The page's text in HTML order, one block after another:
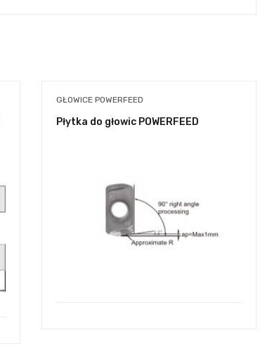
GŁOWICE POWERFEED
Płytka do głowic POWERFEED